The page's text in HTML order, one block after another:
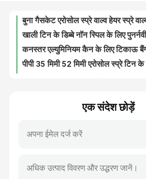
कारखाना भ्रमण
गुणवत्ता नियंत्रण
ब्यूटेन गैस वाल्व
एक संदेश छोड़ें